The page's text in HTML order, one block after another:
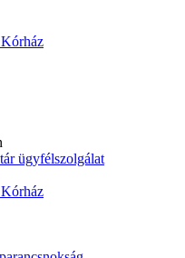
ügyfélszolgálat